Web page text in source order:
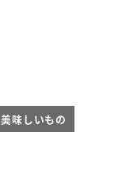
美味しいもの